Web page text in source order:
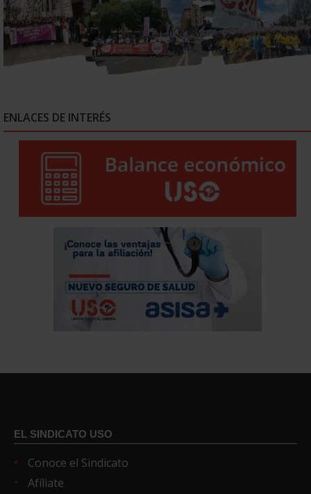
ENLACES DE INTERÉS
EL SINDICATO USO
Conoce el Sindicato
Afíliate